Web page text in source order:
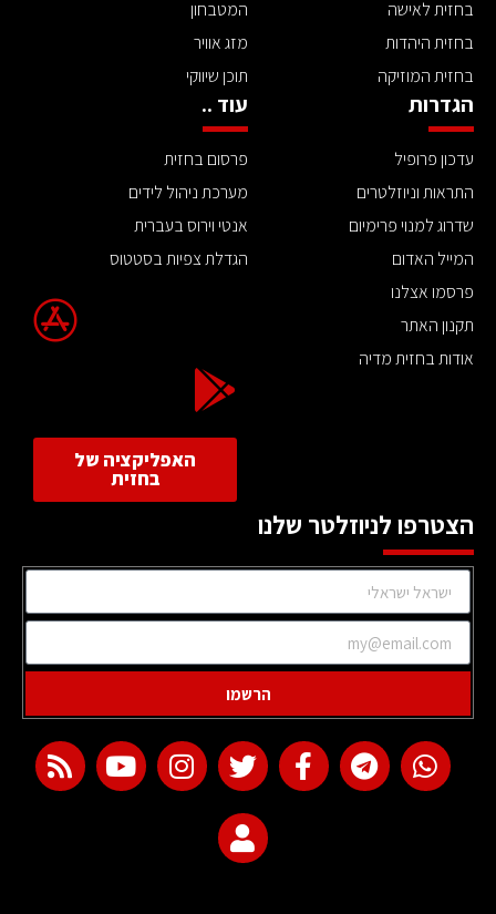
בחזית לאישה
בחזית היהדות
בחזית המוזיקה
המטבחון
מזג אוויר
תוכן שיווקי
הגדרות
עדכון פרופיל
התראות וניוזלטרים
שדרוג למנוי פרימיום
המייל האדום
פרסמו אצלנו
תקנון האתר
אודות בחזית מדיה
עוד ..
פרסום בחזית
מערכת ניהול לידים
אנטי וירוס בעברית
הגדלת צפיות בסטטוס
האפליקציה של
בחזית
הצטרפו לניוזלטר שלנו
הרשמו